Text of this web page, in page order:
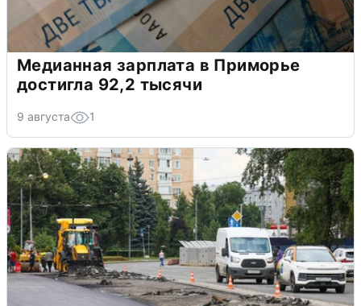
Медианная зарплата в Приморье
достигла 92,2 тысячи
9 августа 1